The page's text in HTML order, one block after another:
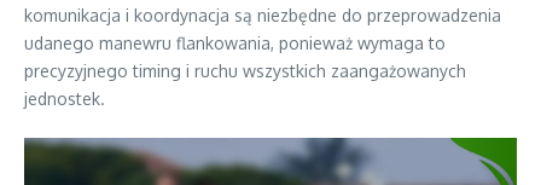
komunikacja i koordynacja są niezbędne do przeprowadzenia
udanego manewru flankowania, ponieważ wymaga to
precyzyjnego timing i ruchu wszystkich zaangażowanych
jednostek.